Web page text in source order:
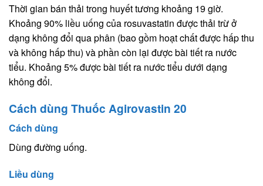
Thời gian bán thải trong huyết tương khoảng 19 giờ.
Khoảng 90% liều uống của rosuvastatin được thải trừ ở
dạng không đổi qua phân (bao gồm hoạt chất được hấp thu
và không hấp thu) và phần còn lại được bài tiết ra nước
tiểu. Khoảng 5% được bài tiết ra nước tiểu dưới dạng
không đổi.
Cách dùng Thuốc Agirovastin 20
Cách dùng
Dùng đường uống.
Liều dùng